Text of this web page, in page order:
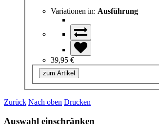
Variationen in: Ausführung
39,95 €
zum Artikel
Zurück Nach oben Drucken
Auswahl einschränken